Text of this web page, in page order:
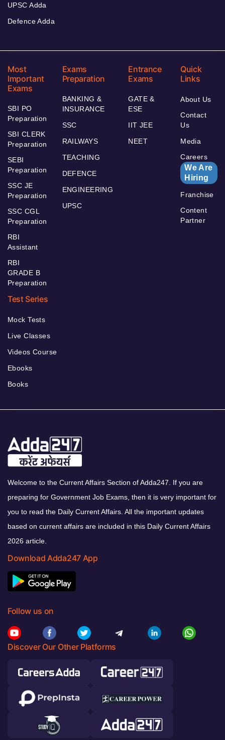
UPSC Adda
Defence Adda
Most
Important
Exams
SBI PO
Preparation
SBI CLERK
Preparation
SEBI
Preparation
SSC JE
Preparation
SSC CGL
Preparation
RBI
Assistant
RBI
GRADE B
Preparation
Exams
Preparation
BANKING &
INSURANCE
SSC
RAILWAYS
TEACHING
DEFENCE
ENGINEERING
UPSC
Entrance
Exams
GATE &
ESE
IIT JEE
NEET
Quick
Links
About Us
Contact
Us
Media
Careers
We Are
Hiring
Franchise
Content
Partner
Test Series
Mock Tests
Live Classes
Videos Course
Ebooks
Books
Welcome to the Current Affairs Section of Adda247. If you are
preparing for Government Job Exams, then it is very important for
you to read the Daily Current Affairs. All the important updates
based on current affairs are included in this Daily Current Affairs
2026 article.
Download Adda247 App
Follow us on
Discover Our Other Platforms